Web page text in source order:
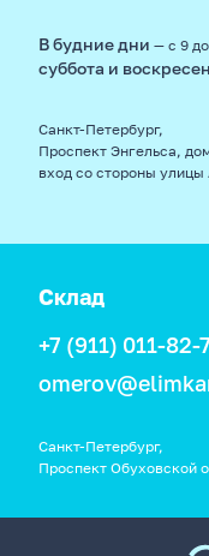
В будние дни — с 9
суббота и
Санкт-Петербург,
Проспект Энгельса,
вход со стороны
Склад
+7 (911) 011-82-
Санкт-Петербург,
Проспект Обуховской